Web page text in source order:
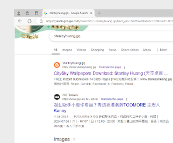
人生活淡出螢幕：近年已逐漸淡出幕前與娛
海外。 感情狀況：與中國大陸知名女星、
過 16 年的感情，兩人定居於美國加州爾灣
夫老妻式」生活。 低調現身：2026 年初曾
身台北街頭，以胸前「袋鼠式」背著寵物狗